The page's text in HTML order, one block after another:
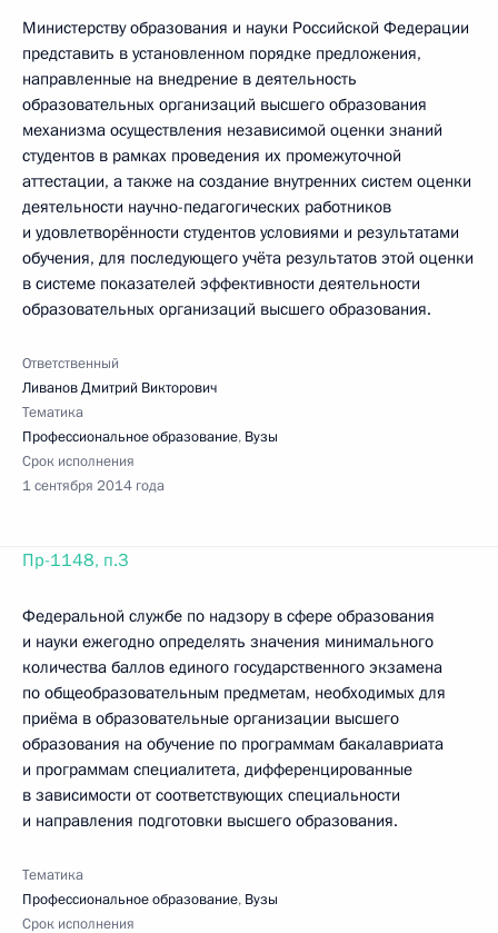
Министерству образования и науки Российской Федерации
представить в установленном порядке предложения,
направленные на внедрение в деятельность
образовательных организаций высшего образования
механизма осуществления независимой оценки знаний
студентов в рамках проведения их промежуточной
аттестации, а также на создание внутренних систем оценки
деятельности научно-педагогических работников
и удовлетворённости студентов условиями и результатами
обучения, для последующего учёта результатов этой оценки
в системе показателей эффективности деятельности
образовательных организаций высшего образования.
Ответственный
Ливанов Дмитрий Викторович
Тематика
Профессиональное образование, Вузы
Срок исполнения
1 сентября 2014 года
Пр-1148, п.3
Федеральной службе по надзору в сфере образования
и науки ежегодно определять значения минимального
количества баллов единого государственного экзамена
по общеобразовательным предметам, необходимых для
приёма в образовательные организации высшего
образования на обучение по программам бакалавриата
и программам специалитета, дифференцированные
в зависимости от соответствующих специальности
и направления подготовки высшего образования.
Тематика
Профессиональное образование, Вузы
Срок исполнения